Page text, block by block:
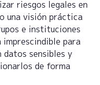
riesgos legales en
una visión práctica
e instituciones
imprescindible para
datos sensibles y
de forma